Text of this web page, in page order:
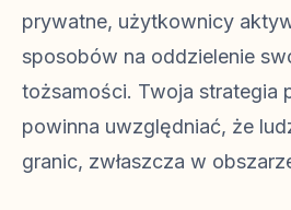
prywatne, użytkownicy
sposobów na oddzielenie
tożsamości. Twoja strategia
powinna uwzględniać, że
granic, zwłaszcza w